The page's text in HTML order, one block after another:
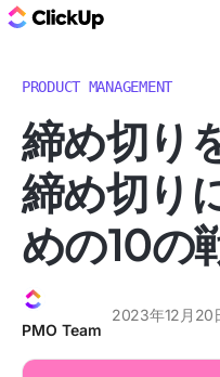
PRODUCT MANAGEMENT
締め切り
締め切り
めの10の
PMO Team
2023年12月20